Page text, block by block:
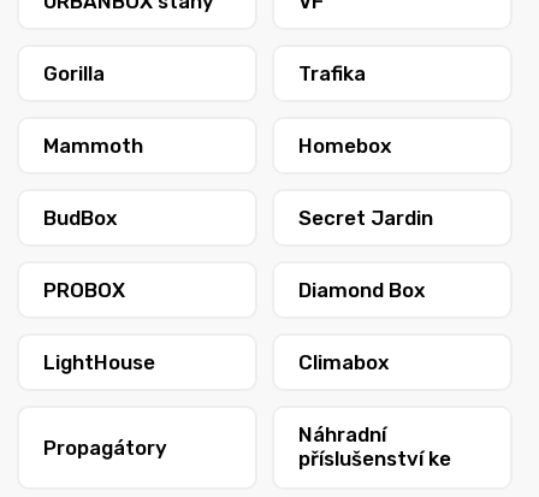
Gorilla Trafika
Mammoth Homebox
BudBox Secret Jardin
PROBOX Diamond Box
LightHouse Climabox
Propagátory
Náhradní
příslušenství ke